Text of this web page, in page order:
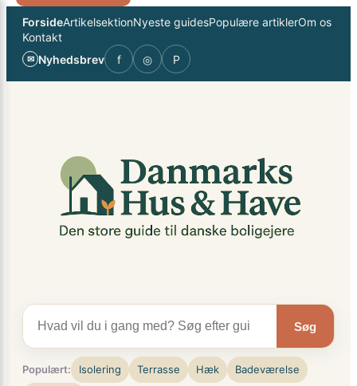
Spring
indhold
ForsideArtikelsektionNyeste guidesPopulære artiklerOm os
Kontakt
✉ Nyhedsbrev f ◎ P
Søg
Populært: Isolering Terrasse Hæk Badeværelse